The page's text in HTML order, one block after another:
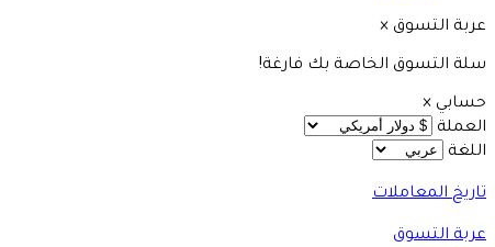
عربة التسوق ×
سلة التسوق الخاصة بك فارغة!
حسابي ×
العملة
اللغة
تاريخ المعاملات
عربة التسوق